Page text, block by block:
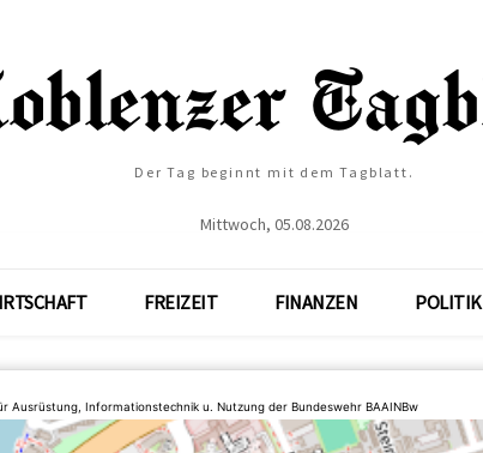
Der Tag beginnt mit dem Tagblatt.
Mittwoch, 05.08.2026
FREIZEIT FINANZEN POLITIK
Ausrüstung, Informationstechnik u. Nutzung der Bundeswehr BAAINBw